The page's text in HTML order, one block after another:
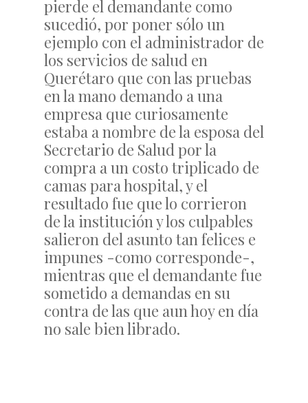
pierde el demandante como
sucedió, por poner sólo un
ejemplo con el administrador de
los servicios de salud en
Querétaro que con las pruebas
en la mano demando a una
empresa que curiosamente
estaba a nombre de la esposa del
Secretario de Salud por la
compra a un costo triplicado de
camas para hospital, y el
resultado fue que lo corrieron
de la institución y los culpables
salieron del asunto tan felices e
impunes -como corresponde-,
mientras que el demandante fue
sometido a demandas en su
contra de las que aun hoy en día
no sale bien librado.